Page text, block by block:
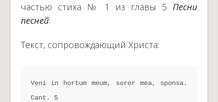
частью стиха № 1 из главы 5 Песни
песней:
Текст, сопровождающий Христа:
Veni in hortum meum, soror mea, sponsa.
Cant. 5